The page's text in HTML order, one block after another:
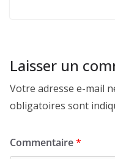
Laisser un
Votre adresse e-mail
obligatoires sont
Commentaire*